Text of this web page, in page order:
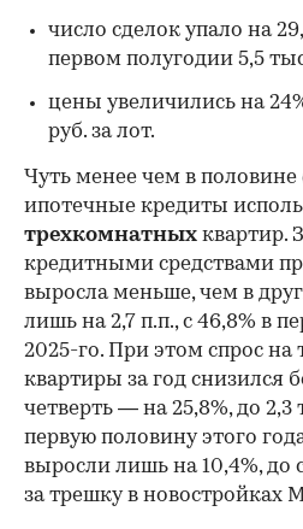
число сделок упало на
первом полугодии 5,5
цены увеличились на
руб. за лот.
Чуть менее чем в половине
ипотечные кредиты
трехкомнатных квартир.
кредитными средствами
выросла меньше, чем в
лишь на 2,7 п.п., с 46,8% в
2025-го. При этом спрос
квартиры за год снизился
четверть — на 25,8%, до
первую половину этого
выросли лишь на 10,4%, до
за трешку в новостройках